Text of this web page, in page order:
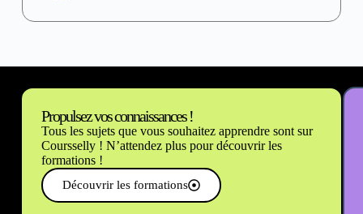
Propulsez vos connaissances !
Tous les sujets que vous souhaitez apprendre sont sur
Coursselly ! N’attendez plus pour découvrir les
formations !
Découvrir les formations